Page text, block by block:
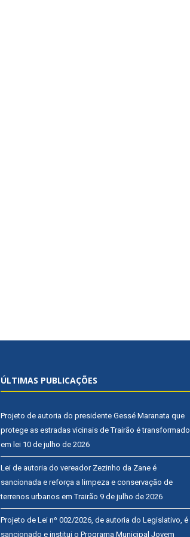
ÚLTIMAS PUBLICAÇÕES
Projeto de autoria do presidente Gessé Maranata que
protege as estradas vicinais de Trairão é transformado
em lei 10 de julho de 2026
Lei de autoria do vereador Zezinho da Zane é
sancionada e reforça a limpeza e conservação de
terrenos urbanos em Trairão 9 de julho de 2026
Projeto de Lei nº 002/2026, de autoria do Legislativo, é
sancionado e institui o Programa Municipal Jovem